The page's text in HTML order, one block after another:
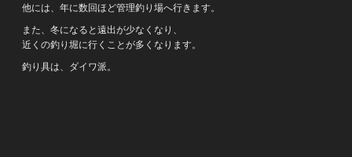
他には、年に数回ほど管理釣り場へ行きます。
また、冬になると遠出が少なくなり、
近くの釣り堀に行くことが多くなります。
釣り具は、ダイワ派。